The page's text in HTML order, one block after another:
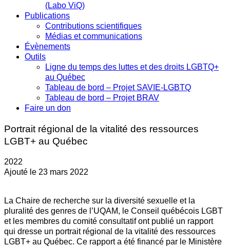
(Labo ViQ)
Publications
Contributions scientifiques
Médias et communications
Évènements
Outils
Ligne du temps des luttes et des droits LGBTQ+
au Québec
Tableau de bord – Projet SAVIE-LGBTQ
Tableau de bord – Projet BRAV
Faire un don
Portrait régional de la vitalité des ressources
LGBT+ au Québec
2022
Ajouté le 23 mars 2022
La Chaire de recherche sur la diversité sexuelle et la
pluralité des genres de l’UQAM, le Conseil québécois LGBT
et les membres du comité consultatif ont publié un rapport
qui dresse un portrait régional de la vitalité des ressources
LGBT+ au Québec. Ce rapport a été financé par le Ministère